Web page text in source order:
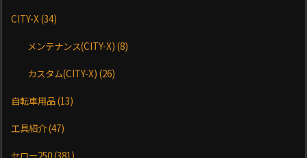
CITY-X (34)
メンテナンス(CITY-X)(8)
カスタム(CITY-X)(26)
自転車用品(13)
工具紹介(47)
セロー250(381)